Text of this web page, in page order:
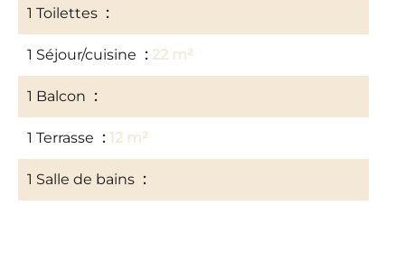
1 Toilettes
1 Séjour/cuisine 22 m²
1 Balcon
1 Terrasse 12 m²
1 Salle de bains